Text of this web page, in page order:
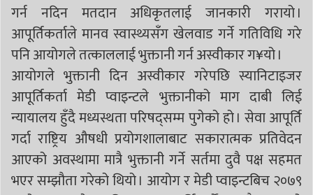
गर्न नदिन मतदान अधिकृतलाई जानकारी गरायो ।
आपूर्तिकर्ताले मानव स्वास्थ्यसँग खेलवाड गर्ने गतिविधि गरे
पनि आयोगले तत्काललाई भुक्तानी गर्न अस्वीकार ग¥यो ।
आयोगले भुक्तानी दिन अस्वीकार गरेपछि स्यानिटाइजर
आपूर्तिकर्ता मेडी प्वाइन्टले भुक्तानीको माग दाबी लिई
न्यायालय हुँदै मध्यस्थता परिषद्सम्म पुगेको हो । सेवा आपूर्ति
गर्दा राष्ट्रिय औषधी प्रयोगशालाबाट सकारात्मक प्रतिवेदन
आएको अवस्थामा मात्रै भुक्तानी गर्ने सर्तमा दुवै पक्ष सहमत
भएर सम्झौता गरेको थियो । आयोग र मेडी प्वाइन्टबिच २०७९